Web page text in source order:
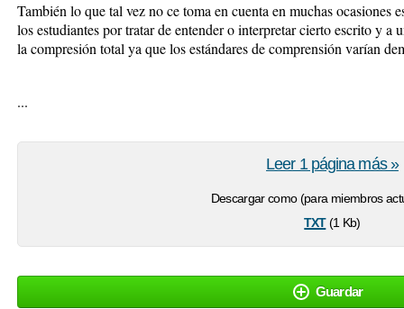
También lo que tal vez no ce toma en cuenta en muchas ocasiones
los estudiantes por tratar de entender o interpretar cierto escrito y a
la compresión total ya que los estándares de comprensión varían
...
Descargar como (para miembros
txt(1 Kb)
Leer 1 página más »
Guardar